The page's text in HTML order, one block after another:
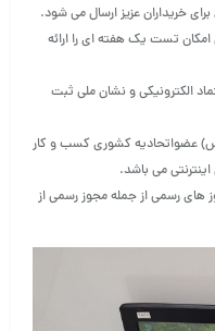
خریداران عزیز ارسال می شود.
تست یک هفته ای را ارائه
الکترونیکی و نشان ملی ثبت
عضواتحادیه کشوری کسب و کار
می باشد.
های رسمی از جمله مجوز رسمی از